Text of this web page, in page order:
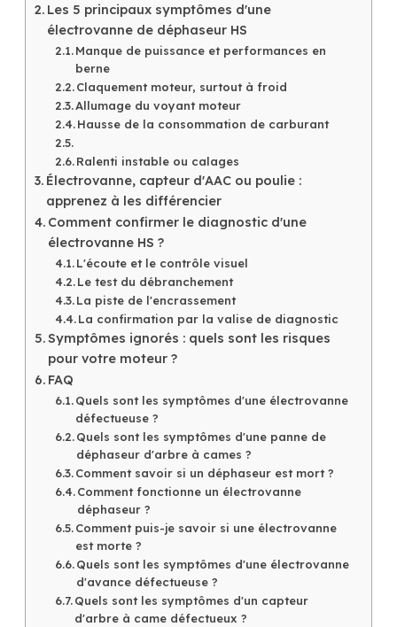
Les 5 principaux symptômes d'une
électrovanne de déphaseur HS
Manque de puissance et performances en
berne
Claquement moteur, surtout à froid
Allumage du voyant moteur
Hausse de la consommation de carburant
Ralenti instable ou calages
Électrovanne, capteur d'AAC ou poulie :
apprenez à les différencier
Comment confirmer le diagnostic d'une
électrovanne HS ?
L'écoute et le contrôle visuel
Le test du débranchement
La piste de l'encrassement
La confirmation par la valise de diagnostic
Symptômes ignorés : quels sont les risques
pour votre moteur ?
FAQ
Quels sont les symptômes d'une électrovanne
défectueuse ?
Quels sont les symptômes d'une panne de
déphaseur d'arbre à cames ?
Comment savoir si un déphaseur est mort ?
Comment fonctionne un électrovanne
déphaseur ?
Comment puis-je savoir si une électrovanne
est morte ?
Quels sont les symptômes d'une électrovanne
d'avance défectueuse ?
Quels sont les symptômes d'un capteur
d'arbre à came défectueux ?